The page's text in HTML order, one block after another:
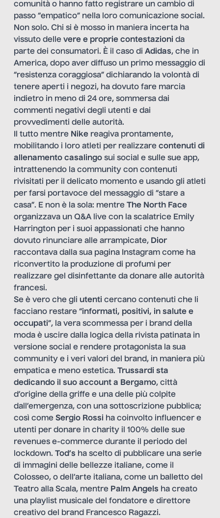
comunità o hanno fatto registrare un cambio di
passo “empatico” nella loro comunicazione social.
Non solo. Chi si è mosso in maniera incerta ha
vissuto delle vere e proprie contestazioni da
parte dei consumatori. È il caso di Adidas, che in
America, dopo aver diffuso un primo messaggio di
“resistenza coraggiosa” dichiarando la volontà di
tenere aperti i negozi, ha dovuto fare marcia
indietro in meno di 24 ore, sommersa dai
commenti negativi degli utenti e dai
provvedimenti delle autorità.
Il tutto mentre Nike reagiva prontamente,
mobilitando i loro atleti per realizzare contenuti di
allenamento casalingo sui social e sulle sue app,
intrattenendo la community con contenuti
rivisitati per il delicato momento e usando gli atleti
per farsi portavoce del messaggio di “stare a
casa”. E non è la sola: mentre The North Face
organizzava un Q&A live con la scalatrice Emily
Harrington per i suoi appassionati che hanno
dovuto rinunciare alle arrampicate, Dior
raccontava dalla sua pagina Instagram come ha
riconvertito la produzione di profumi per
realizzare gel disinfettante da donare alle autorità
francesi.
Se è vero che gli utenti cercano contenuti che li
facciano restare “informati, positivi, in salute e
occupati”, la vera scommessa per i brand della
moda è uscire dalla logica della rivista patinata in
versione social e rendere protagonista la sua
community e i veri valori del brand, in maniera più
empatica e meno estetica. Trussardi sta
dedicando il suo account a Bergamo, città
d’origine della griffe e una delle più colpite
dall’emergenza, con una sottoscrizione pubblica;
così come Sergio Rossi ha coinvolto influencer e
utenti per donare in charity il 100% delle sue
revenues e-commerce durante il periodo del
lockdown. Tod’s ha scelto di pubblicare una serie
di immagini delle bellezze italiane, come il
Colosseo, o dell’arte italiana, come un balletto del
Teatro alla Scala, mentre Palm Angels ha creato
una playlist musicale del fondatore e direttore
creativo del brand Francesco Ragazzi.